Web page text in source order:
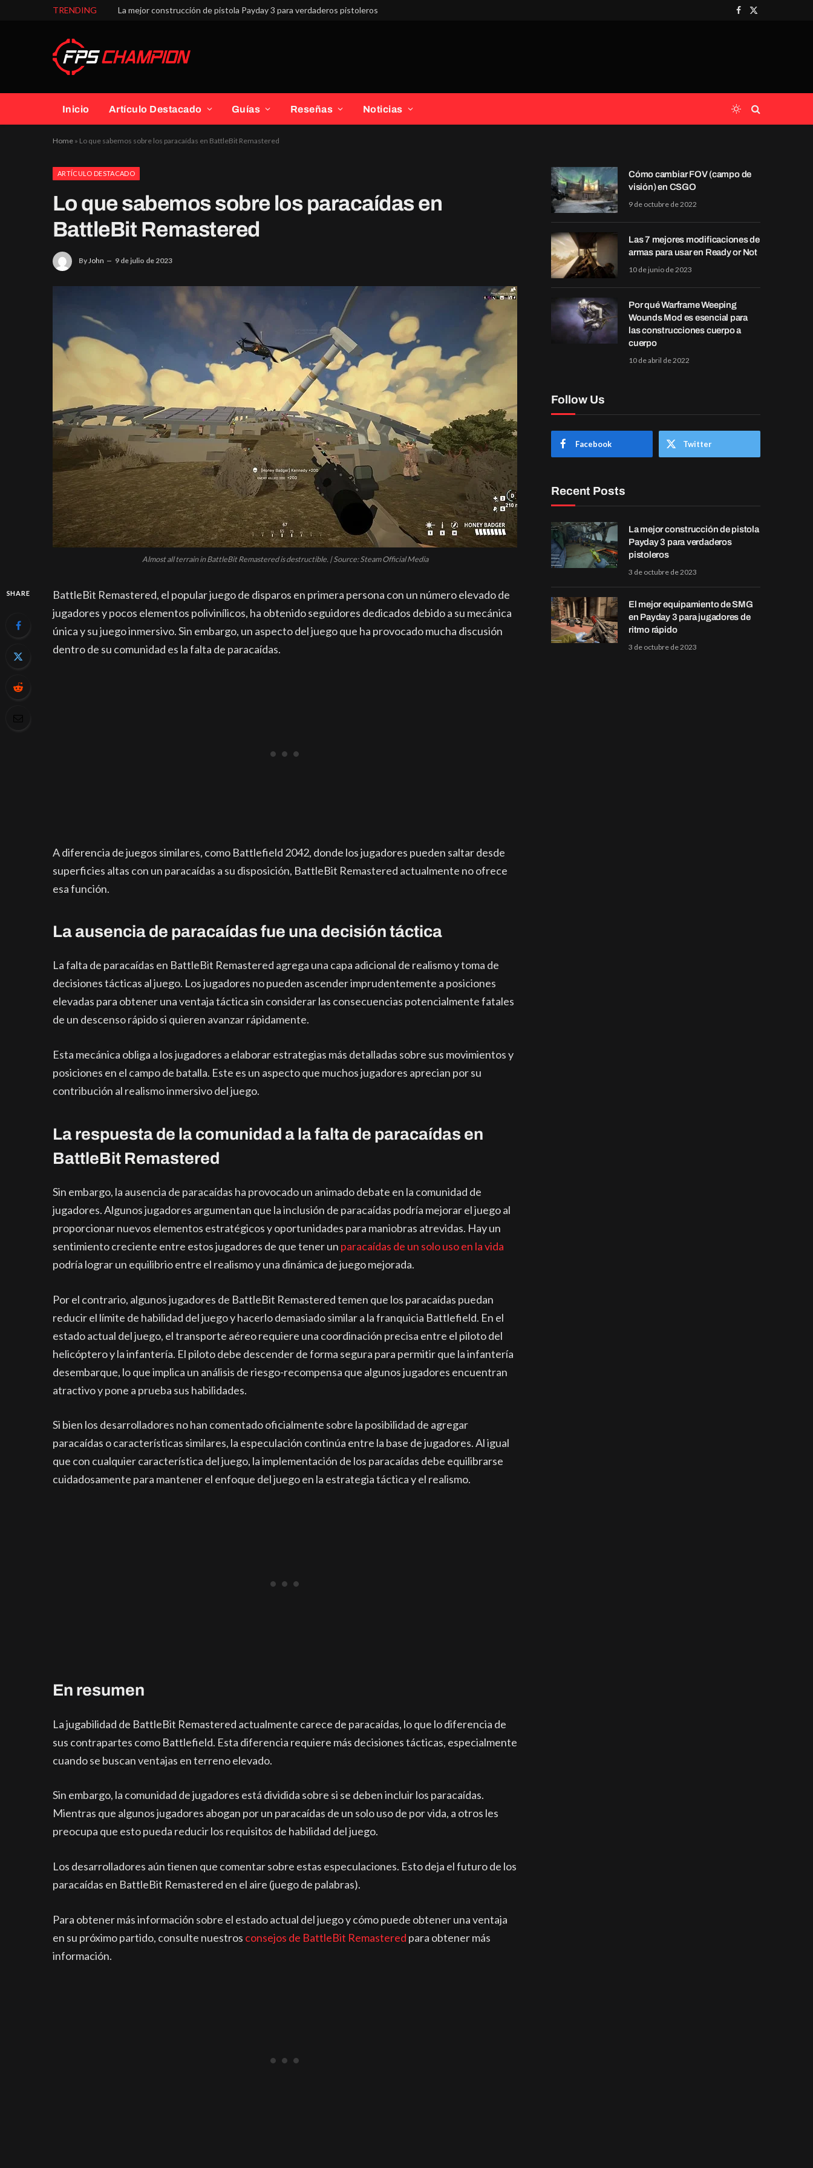
TRENDING La mejor construcción de pistola Payday 3 para verdaderos pistoleros
Facebook
X
Inicio Artículo Destacado Guías Reseñas Noticias
Home » Lo que sabemos sobre los paracaídas en BattleBit Remastered
ARTÍCULO DESTACADO
Lo que sabemos sobre los paracaídas en
BattleBit Remastered
ByJohn 9 de julio de 2023
Almost all terrain in BattleBit Remastered is destructible. | Source: Steam Official Media
SHARE
BattleBit Remastered, el popular juego de disparos en primera persona con un número elevado de
jugadores y pocos elementos polivinílicos, ha obtenido seguidores dedicados debido a su mecánica
única y su juego inmersivo. Sin embargo, un aspecto del juego que ha provocado mucha discusión
dentro de su comunidad es la falta de paracaídas.
A diferencia de juegos similares, como Battlefield 2042, donde los jugadores pueden saltar desde
superficies altas con un paracaídas a su disposición, BattleBit Remastered actualmente no ofrece
esa función.
La ausencia de paracaídas fue una decisión táctica
La falta de paracaídas en BattleBit Remastered agrega una capa adicional de realismo y toma de
decisiones tácticas al juego. Los jugadores no pueden ascender imprudentemente a posiciones
elevadas para obtener una ventaja táctica sin considerar las consecuencias potencialmente fatales
de un descenso rápido si quieren avanzar rápidamente.
Esta mecánica obliga a los jugadores a elaborar estrategias más detalladas sobre sus movimientos y
posiciones en el campo de batalla. Este es un aspecto que muchos jugadores aprecian por su
contribución al realismo inmersivo del juego.
La respuesta de la comunidad a la falta de paracaídas en
BattleBit Remastered
Sin embargo, la ausencia de paracaídas ha provocado un animado debate en la comunidad de
jugadores. Algunos jugadores argumentan que la inclusión de paracaídas podría mejorar el juego al
proporcionar nuevos elementos estratégicos y oportunidades para maniobras atrevidas. Hay un
sentimiento creciente entre estos jugadores de que tener un paracaídas de un solo uso en la vida
podría lograr un equilibrio entre el realismo y una dinámica de juego mejorada.
Por el contrario, algunos jugadores de BattleBit Remastered temen que los paracaídas puedan
reducir el límite de habilidad del juego y hacerlo demasiado similar a la franquicia Battlefield. En el
estado actual del juego, el transporte aéreo requiere una coordinación precisa entre el piloto del
helicóptero y la infantería. El piloto debe descender de forma segura para permitir que la infantería
desembarque, lo que implica un análisis de riesgo-recompensa que algunos jugadores encuentran
atractivo y pone a prueba sus habilidades.
Si bien los desarrolladores no han comentado oficialmente sobre la posibilidad de agregar
paracaídas o características similares, la especulación continúa entre la base de jugadores. Al igual
que con cualquier característica del juego, la implementación de los paracaídas debe equilibrarse
cuidadosamente para mantener el enfoque del juego en la estrategia táctica y el realismo.
En resumen
La jugabilidad de BattleBit Remastered actualmente carece de paracaídas, lo que lo diferencia de
sus contrapartes como Battlefield. Esta diferencia requiere más decisiones tácticas, especialmente
cuando se buscan ventajas en terreno elevado.
Sin embargo, la comunidad de jugadores está dividida sobre si se deben incluir los paracaídas.
Mientras que algunos jugadores abogan por un paracaídas de un solo uso de por vida, a otros les
preocupa que esto pueda reducir los requisitos de habilidad del juego.
Los desarrolladores aún tienen que comentar sobre estas especulaciones. Esto deja el futuro de los
paracaídas en BattleBit Remastered en el aire (juego de palabras).
Para obtener más información sobre el estado actual del juego y cómo puede obtener una ventaja
en su próximo partido, consulte nuestros consejos de BattleBit Remastered para obtener más
información.
Cómo cambiar FOV (campo de
visión) en CSGO
9 de octubre de 2022
Las 7 mejores modificaciones de
armas para usar en Ready or Not
10 de junio de 2023
Por qué Warframe Weeping
Wounds Mod es esencial para
las construcciones cuerpo a
cuerpo
10 de abril de 2022
Follow Us
Facebook Twitter
Recent Posts
La mejor construcción de pistola
Payday 3 para verdaderos
pistoleros
3 de octubre de 2023
El mejor equipamiento de SMG
en Payday 3 para jugadores de
ritmo rápido
3 de octubre de 2023